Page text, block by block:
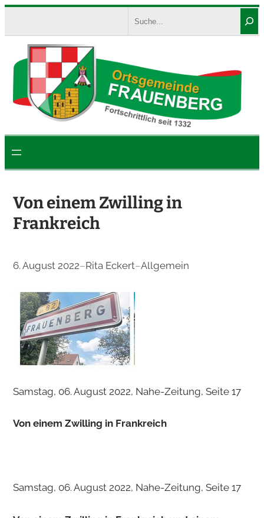
springen
Von einem Zwilling in
Frankreich
6. August 2022–Rita Eckert–Allgemein
Samstag, 06. August 2022, Nahe-Zeitung, Seite 17
Von einem Zwilling in Frankreich
Samstag, 06. August 2022, Nahe-Zeitung, Seite 17